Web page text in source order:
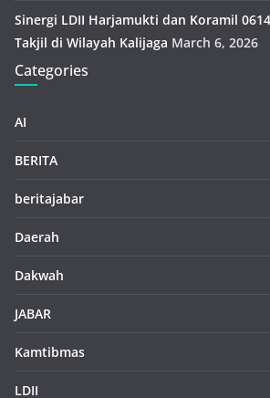
Sinergi LDII Harjamukti dan Koramil
Takjil di Wilayah Kalijaga March 6, 2026
Categories
AI
BERITA
beritajabar
Daerah
Dakwah
JABAR
Kamtibmas
LDII